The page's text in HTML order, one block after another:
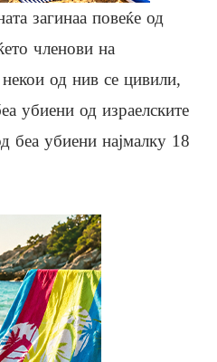
загинаа повеќе од
членови на
од нив се цивили,
убиени од израелските
беа убиени најмалку 18